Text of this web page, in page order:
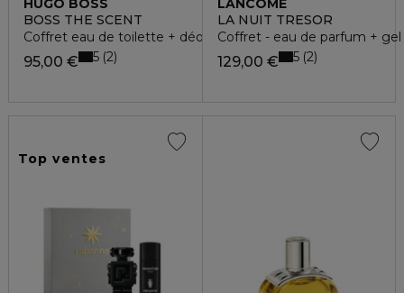
HUGO BOSS
BOSS THE SCENT
Coffret eau de toilette + déodorant vaporisateur
95,00 € 5 2
LANCÔME
LA NUIT TRESOR
Coffret - eau de parfum +
129,00 € 5 2
Top ventes